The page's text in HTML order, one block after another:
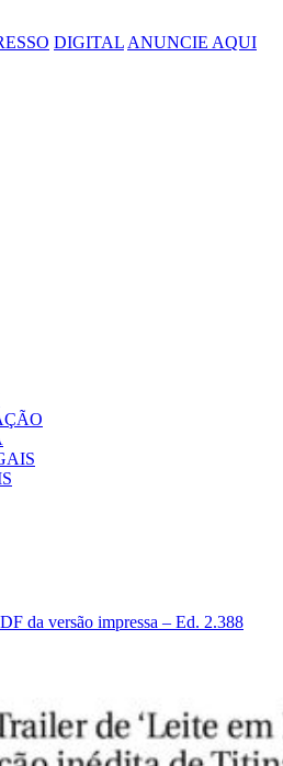
DIGITAL ANUNCIE AQUI
da versão impressa – Ed. 2.388